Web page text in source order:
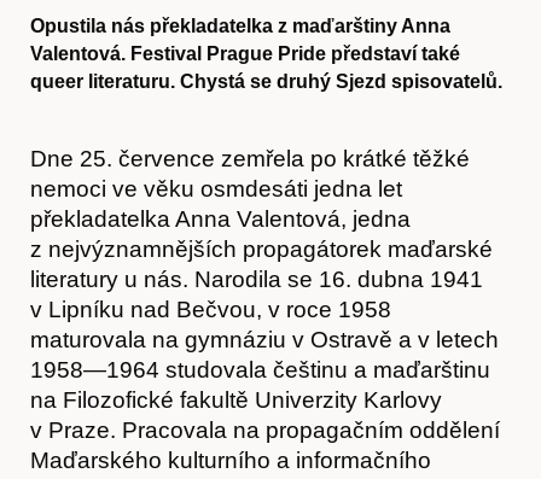
Opustila nás překladatelka z maďarštiny Anna
Valentová. Festival Prague Pride představí také
queer literaturu. Chystá se druhý Sjezd spisovatelů.
Dne 25. července zemřela po krátké těžké
nemoci ve věku osmdesáti jedna let
překladatelka Anna Valentová, jedna
z nejvýznamnějších propagátorek maďarské
literatury u nás. Narodila se 16. dubna 1941
v Lipníku nad Bečvou, v roce 1958
maturovala na gymnáziu v Ostravě a v letech
1958—1964 studovala češtinu a maďarštinu
na Filozofické fakultě Univerzity Karlovy
v Praze. Pracovala na propagačním oddělení
Maďarského kulturního a informačního